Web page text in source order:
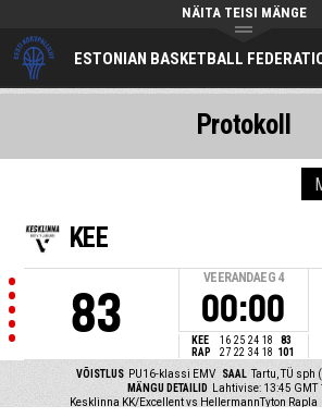
ESTONIAN BASKETBALL
NÄITA TEISI MÄNGE
KEE
83
VEERANDAEG 4
00:00
KEE 16 25 24 18
83
RAP
27 22 34 18 101
VÕISTLUS PU16-klassi EMV SAAL Tartu, TÜ sph
MÄNGU DETAILID
Lahtivise: 13:45
Kesklinna KK/Excellent vs HellermannTyton Rapla
Protokoll